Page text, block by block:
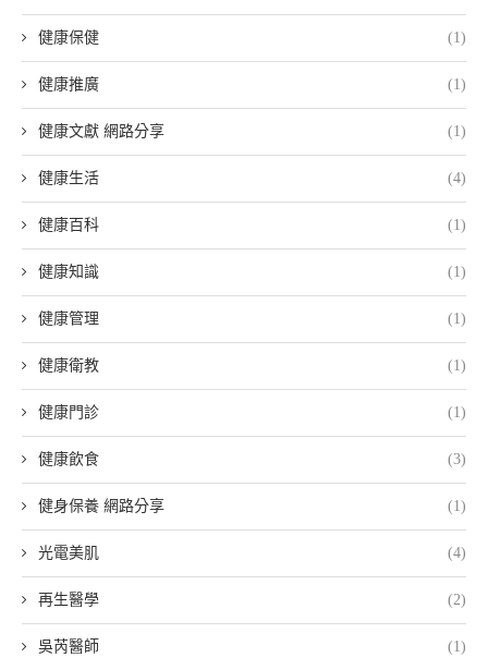
健康保健 (1)
健康推廣 (1)
健康文獻 網路分享 (1)
健康生活 (4)
健康百科 (1)
健康知識 (1)
健康管理 (1)
健康衛教 (1)
健康門診 (1)
健康飲食 (3)
健身保養 網路分享 (1)
光電美肌 (4)
再生醫學 (2)
吳芮醫師 (1)